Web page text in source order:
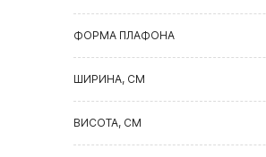
ФОРМА ПЛАФОНА
ШИРИНА, СМ
ВИСОТА, СМ